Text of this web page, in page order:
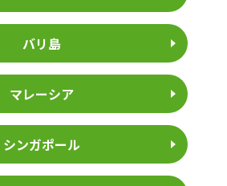
バリ島
マレーシア
シンガポール